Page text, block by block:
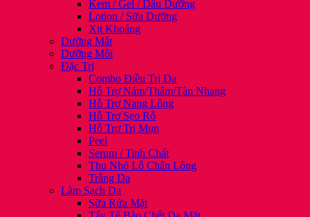
Kem / Gel / Dầu Dưỡng
Lotion / Sữa Dưỡng
Xịt Khoáng
Dưỡng Mắt
Dưỡng Môi
Đặc Trị
Combo Điều Trị Da
Hỗ Trợ Nám/Thâm/Tàn Nhang
Hỗ Trợ Nang Lông
Hỗ Trợ Sẹo Rỗ
Hỗ Trợ Trị Mụn
Peel
Serum / Tinh Chất
Thu Nhỏ Lỗ Chân Lông
Trắng Da
Làm Sạch Da
Sữa Rửa Mặt